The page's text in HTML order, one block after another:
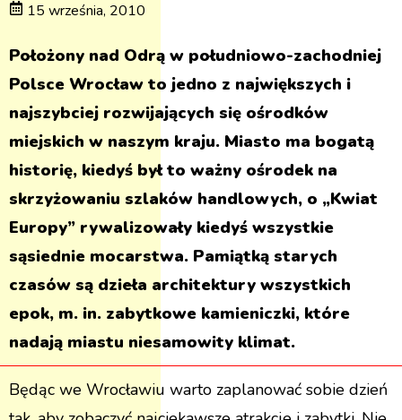
15 września, 2010
Położony nad Odrą w południowo-zachodniej
Polsce Wrocław to jedno z największych i
najszybciej rozwijających się ośrodków
miejskich w naszym kraju. Miasto ma bogatą
historię, kiedyś był to ważny ośrodek na
skrzyżowaniu szlaków handlowych, o „Kwiat
Europy” rywalizowały kiedyś wszystkie
sąsiednie mocarstwa. Pamiątką starych
czasów są dzieła architektury wszystkich
epok, m. in. zabytkowe kamieniczki, które
nadają miastu niesamowity klimat.
Będąc we Wrocławiu warto zaplanować sobie dzień